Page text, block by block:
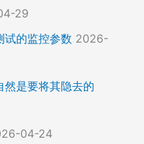
29
试的监控参数 2026-
然是要将其隐去的
04-24